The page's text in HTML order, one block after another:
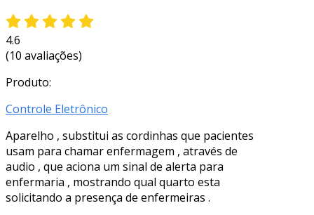
4.6
(10 avaliações)
Produto:
Controle Eletrônico
Aparelho , substitui as cordinhas que pacientes
usam para chamar enfermagem , através de
audio , que aciona um sinal de alerta para
enfermaria , mostrando qual quarto esta
solicitando a presença de enfermeiras .